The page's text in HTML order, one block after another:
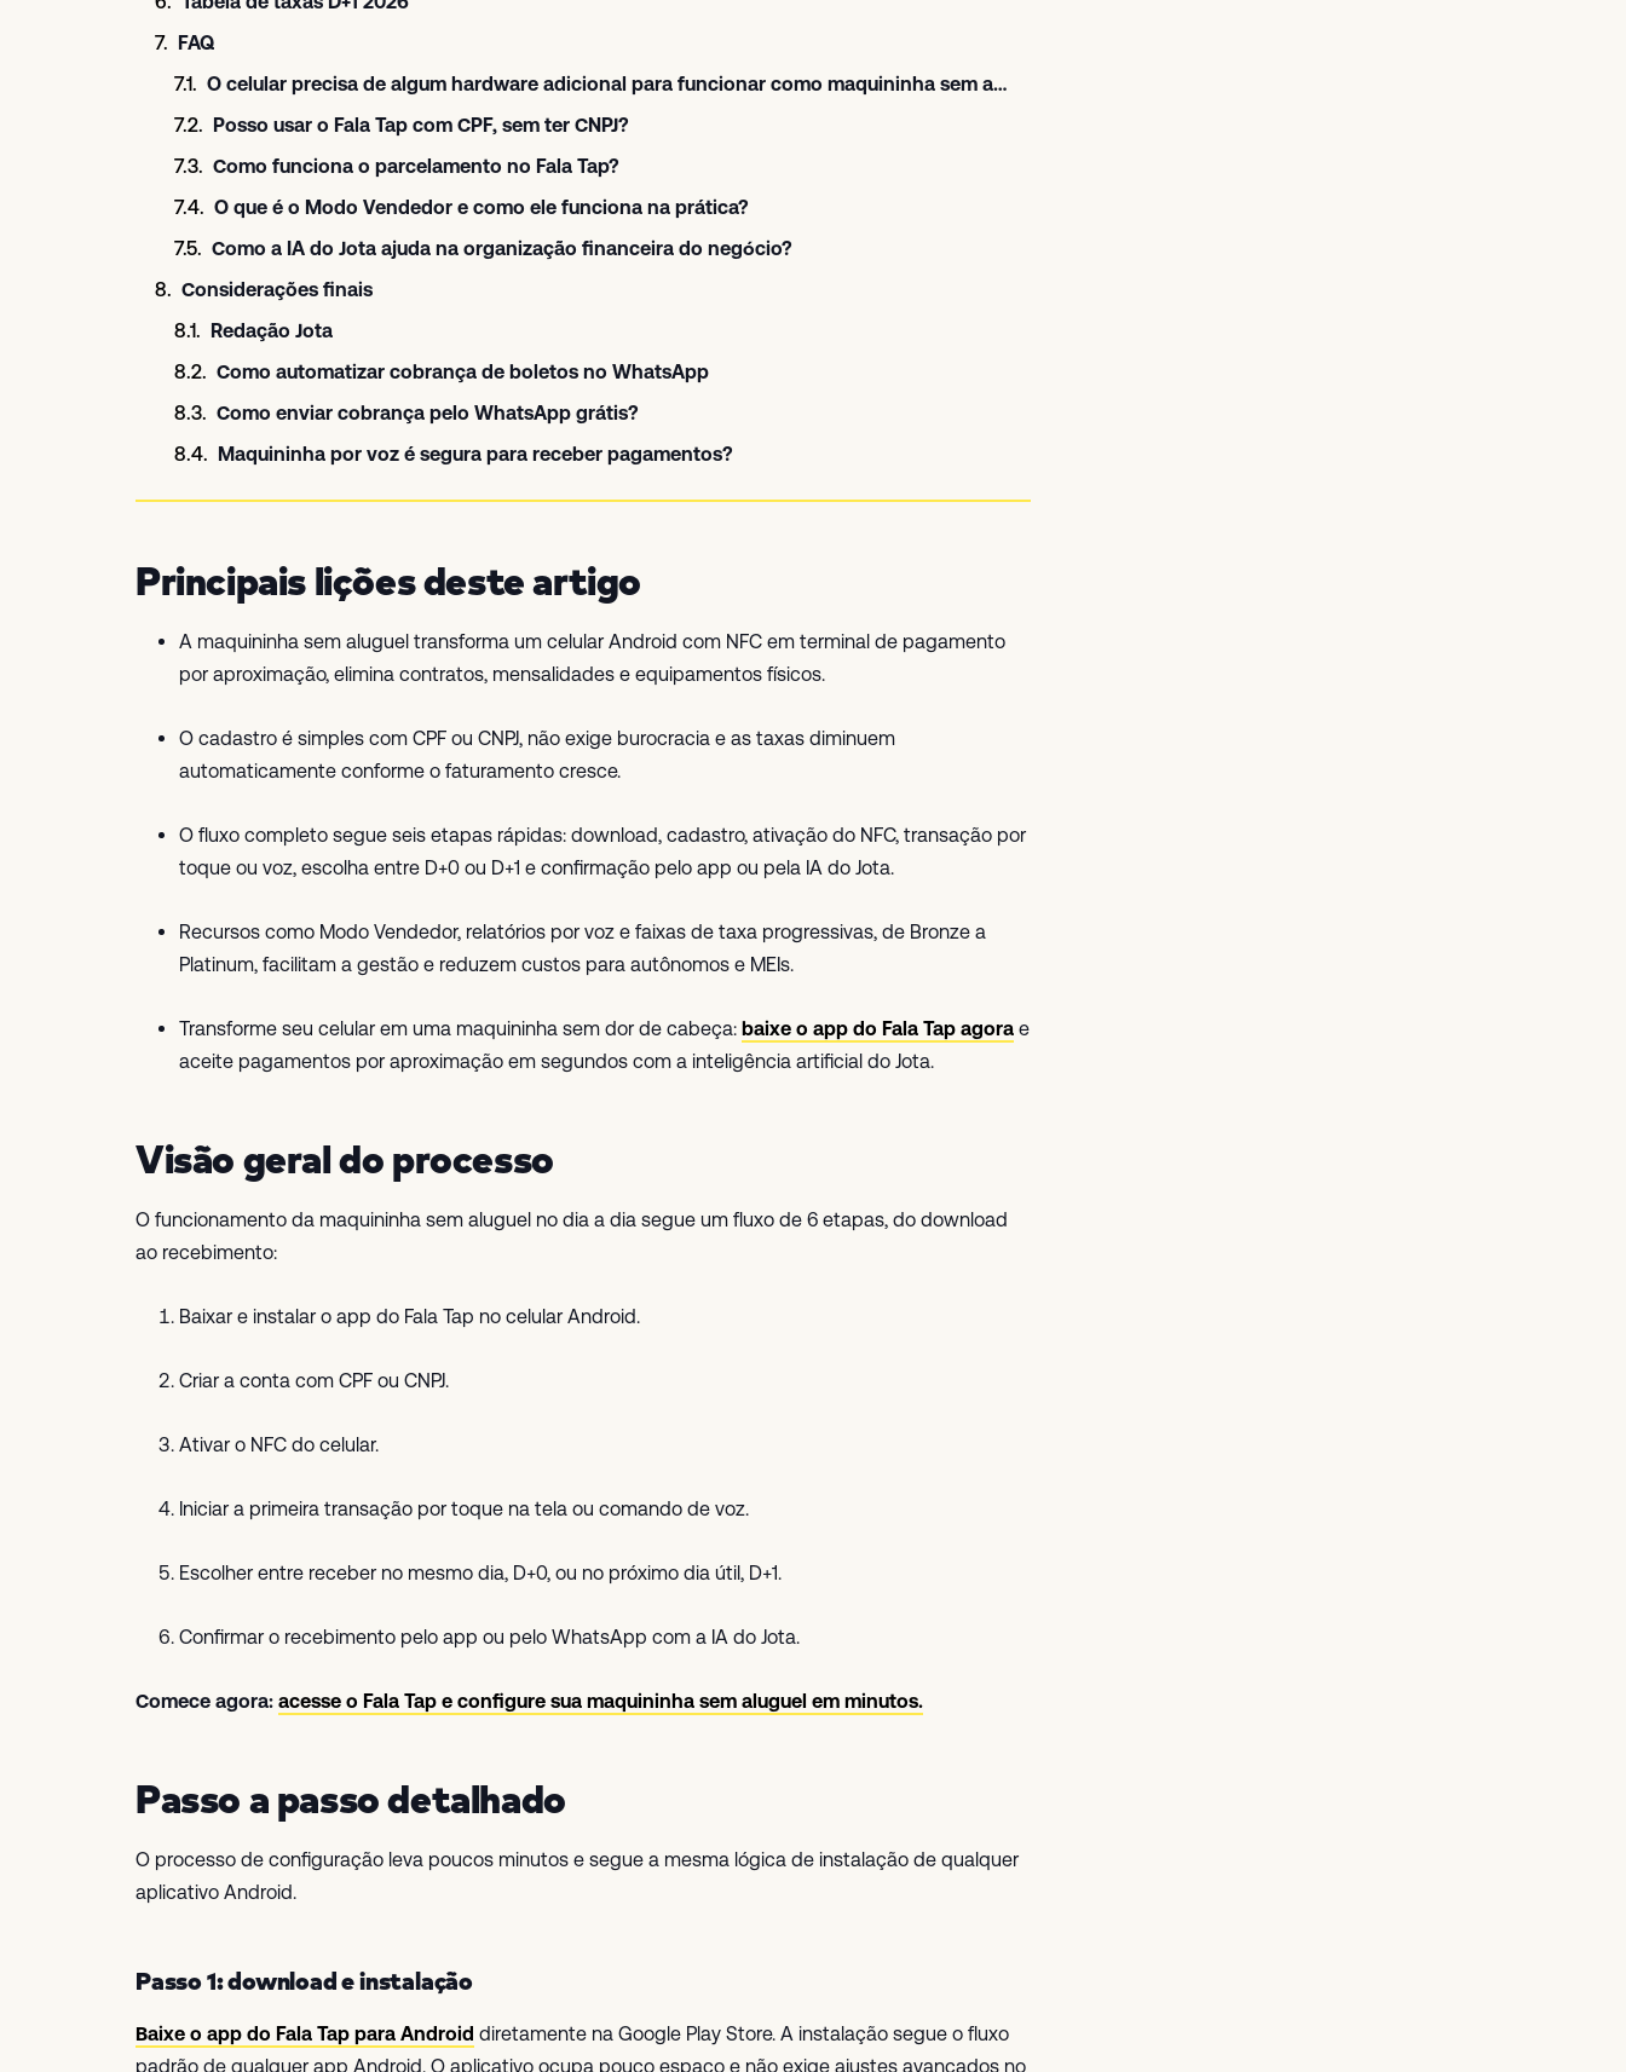
FAQ
O celular precisa de algum hardware adicional para funcionar como maquininha sem aluguel?
Posso usar o Fala Tap com CPF, sem ter CNPJ?
Como funciona o parcelamento no Fala Tap?
O que é o Modo Vendedor e como ele funciona na prática?
Como a IA do Jota ajuda na organização financeira do negócio?
Considerações finais
Redação Jota
Como automatizar cobrança de boletos no WhatsApp
Como enviar cobrança pelo WhatsApp grátis?
Maquininha por voz é segura para receber pagamentos?
Principais lições deste artigo
A maquininha sem aluguel transforma um celular Android com NFC em terminal de pagamento
por aproximação, elimina contratos, mensalidades e equipamentos físicos.
O cadastro é simples com CPF ou CNPJ, não exige burocracia e as taxas diminuem
automaticamente conforme o faturamento cresce.
O fluxo completo segue seis etapas rápidas: download, cadastro, ativação do NFC, transação por
toque ou voz, escolha entre D+0 ou D+1 e confirmação pelo app ou pela IA do Jota.
Recursos como Modo Vendedor, relatórios por voz e faixas de taxa progressivas, de Bronze a
Platinum, facilitam a gestão e reduzem custos para autônomos e MEIs.
Transforme seu celular em uma maquininha sem dor de cabeça: baixe o app do Fala Tap agora e
aceite pagamentos por aproximação em segundos com a inteligência artificial do Jota.
Visão geral do processo
O funcionamento da maquininha sem aluguel no dia a dia segue um fluxo de 6 etapas, do download
ao recebimento:
Baixar e instalar o app do Fala Tap no celular Android.
Criar a conta com CPF ou CNPJ.
Ativar o NFC do celular.
Iniciar a primeira transação por toque na tela ou comando de voz.
Escolher entre receber no mesmo dia, D+0, ou no próximo dia útil, D+1.
Confirmar o recebimento pelo app ou pelo WhatsApp com a IA do Jota.
Comece agora: acesse o Fala Tap e configure sua maquininha sem aluguel em minutos.
Passo a passo detalhado
O processo de configuração leva poucos minutos e segue a mesma lógica de instalação de qualquer
aplicativo Android.
Passo 1: download e instalação
Baixe o app do Fala Tap para Android diretamente na Google Play Store. A instalação segue o fluxo
padrão de qualquer app Android. O aplicativo ocupa pouco espaço e não exige ajustes avançados no